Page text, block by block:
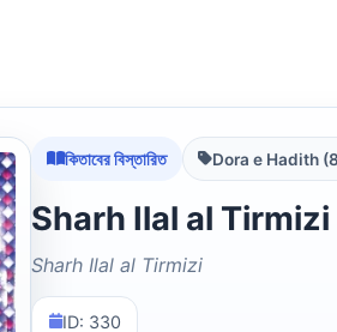
কিতাবের বিস্তারিত
Sharh Ilal al Tirmizi
ID: 330